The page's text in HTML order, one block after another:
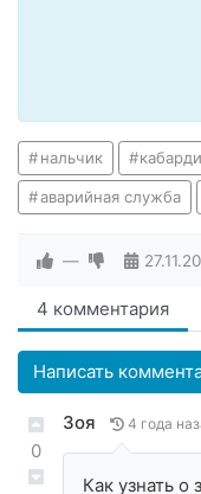
нальчик
аварийная служба
—
4 комментария
Написать
0
Зоя 4 года
Как узнать о